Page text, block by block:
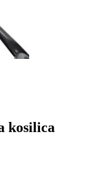
kosilica